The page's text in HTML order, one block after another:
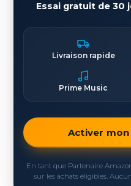
Essai gratuit de 30
Livraison rapide
Prime Music
Activer
En tant que Partenaire
sur les achats éligibles.